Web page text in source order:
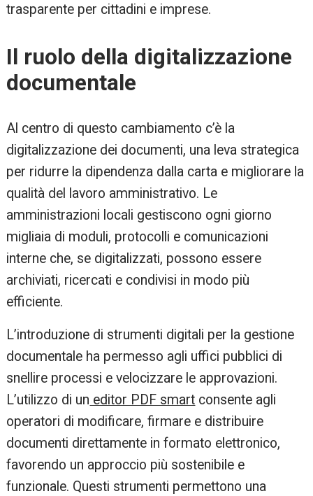
trasparente per cittadini e imprese.
Il ruolo della digitalizzazione
documentale
Al centro di questo cambiamento c’è la
digitalizzazione dei documenti, una leva strategica
per ridurre la dipendenza dalla carta e migliorare la
qualità del lavoro amministrativo. Le
amministrazioni locali gestiscono ogni giorno
migliaia di moduli, protocolli e comunicazioni
interne che, se digitalizzati, possono essere
archiviati, ricercati e condivisi in modo più
efficiente.
L’introduzione di strumenti digitali per la gestione
documentale ha permesso agli uffici pubblici di
snellire processi e velocizzare le approvazioni.
L’utilizzo di un editor PDF smart consente agli
operatori di modificare, firmare e distribuire
documenti direttamente in formato elettronico,
favorendo un approccio più sostenibile e
funzionale. Questi strumenti permettono una